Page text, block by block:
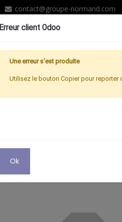
contact@groupe-normand.com
Accueil
Erreur client Odoo
Une erreur s'est produite
Utilisez le bouton Copier pour reporter
Ok